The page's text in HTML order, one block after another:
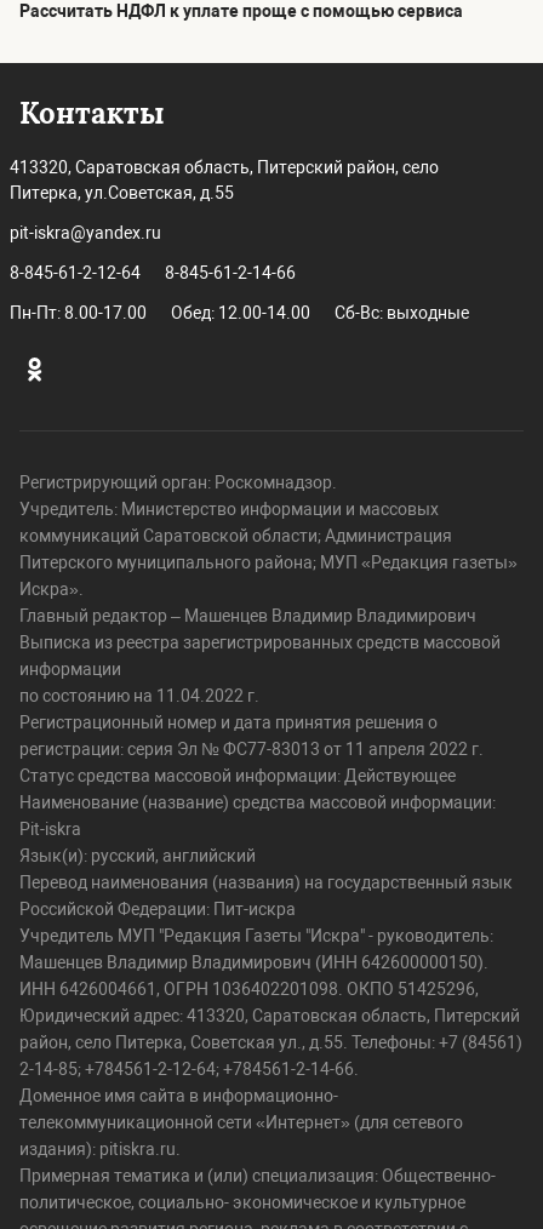
Рассчитать НДФЛ к уплате проще с помощью сервиса
Контакты
413320, Саратовская область, Питерский район, село
Питерка, ул.Советская, д.55
pit-iskra@yandex.ru
8-845-61-2-12-64 8-845-61-2-14-66
Пн-Пт: 8.00-17.00 Обед: 12.00-14.00 Сб-Вс: выходные
Регистрирующий орган: Роскомнадзор.
Учредитель: Министерство информации и массовых
коммуникаций Саратовской области; Администрация
Питерского муниципального района; МУП «Редакция газеты»
Искра».
Главный редактор – Машенцев Владимир Владимирович
Выписка из реестра зарегистрированных средств массовой
информации
по состоянию на 11.04.2022 г.
Регистрационный номер и дата принятия решения о
регистрации: серия Эл № ФС77-83013 от 11 апреля 2022 г.
Статус средства массовой информации: Действующее
Наименование (название) средства массовой информации:
Pit-iskra
Язык(и): русский, английский
Перевод наименования (названия) на государственный язык
Российской Федерации: Пит-искра
Учредитель МУП "Редакция Газеты "Искра" - руководитель:
Машенцев Владимир Владимирович (ИНН 642600000150).
ИНН 6426004661, ОГРН 1036402201098. ОКПО 51425296,
Юридический адрес: 413320, Саратовская область, Питерский
район, село Питерка, Советская ул., д.55. Телефоны: +7 (84561)
2-14-85; +784561-2-12-64; +784561-2-14-66.
Доменное имя сайта в информационно-
телекоммуникационной сети «Интернет» (для сетевого
издания): pitiskra.ru.
Примерная тематика и (или) специализация: Общественно-
политическое, социально- экономическое и культурное